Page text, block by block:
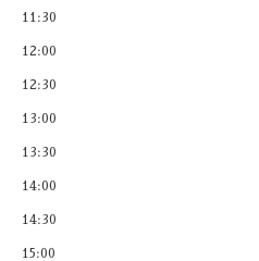
11:30
12:00
12:30
13:00
13:30
14:00
14:30
15:00